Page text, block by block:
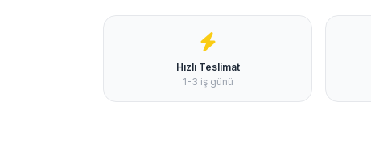
Hızlı Teslimat
1-3 iş günü